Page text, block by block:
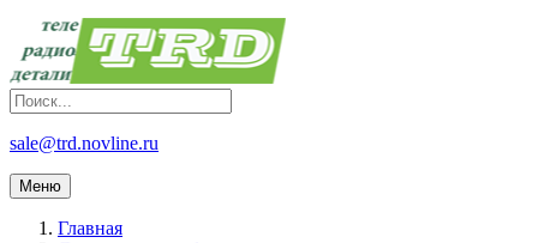
sale@trd.novline.ru
Меню
Главная